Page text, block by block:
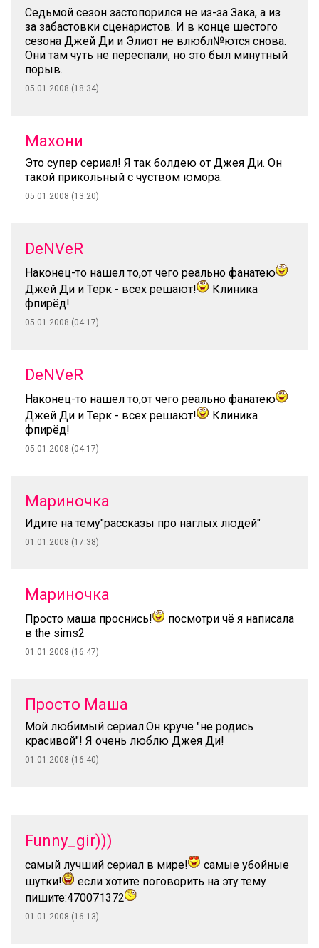
Седьмой сезон застопорился не из-за Зака, а из
за забастовки сценаристов. И в конце шестого
сезона Джей Ди и Элиот не влюбл№ются снова.
Они там чуть не переспали, но это был минутный
порыв.
05.01.2008 (18:34)
Махони
Это супер сериал! Я так болдею от Джея Ди. Он
такой прикольный с чуством юмора.
05.01.2008 (13:20)
DeNVeR
Наконец-то нашел то,от чего реально фанатею
Джей Ди и Терк - всех решают!
Клиника
фпирёд!
05.01.2008 (04:17)
DeNVeR
Наконец-то нашел то,от чего реально фанатею
Джей Ди и Терк - всех решают!
Клиника
фпирёд!
05.01.2008 (04:17)
Мариночка
Идите на тему"рассказы про наглых людей"
01.01.2008 (17:38)
Мариночка
Просто маша проснись!
посмотри чё я написала
в the sims2
01.01.2008 (16:47)
Просто Маша
Мой любимый сериал.Он круче "не родись
красивой"! Я очень люблю Джея Ди!
01.01.2008 (16:40)
Funny_gir)))
самый лучший сериал в мире!
самые убойные
шутки!
если хотите поговорить на эту тему
пишите:470071372
01.01.2008 (16:13)